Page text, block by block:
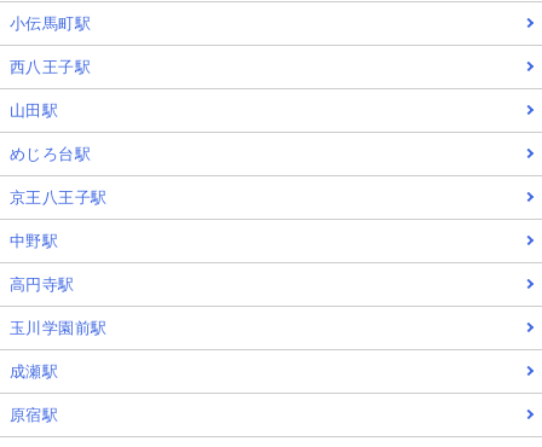
小伝馬町駅
西八王子駅
山田駅
めじろ台駅
京王八王子駅
中野駅
高円寺駅
玉川学園前駅
成瀬駅
原宿駅